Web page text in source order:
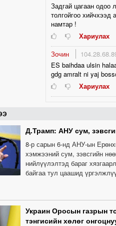
Задгай цагаан одоо
толгойгоо
намтар !
Хариулах
Зочин
ES baihdaa ulsin
gdg amralt ni yaj
Хариулах
Д.Трамп: АНУ сум,
8-р сарын 6-нд АНУ-ын
хэмжээний сум, зэвсгийн
нийлүүлэлтэд бараг
байгаа тул цаашид
Украин Оросын газрын
тэнгисийн хөлөг